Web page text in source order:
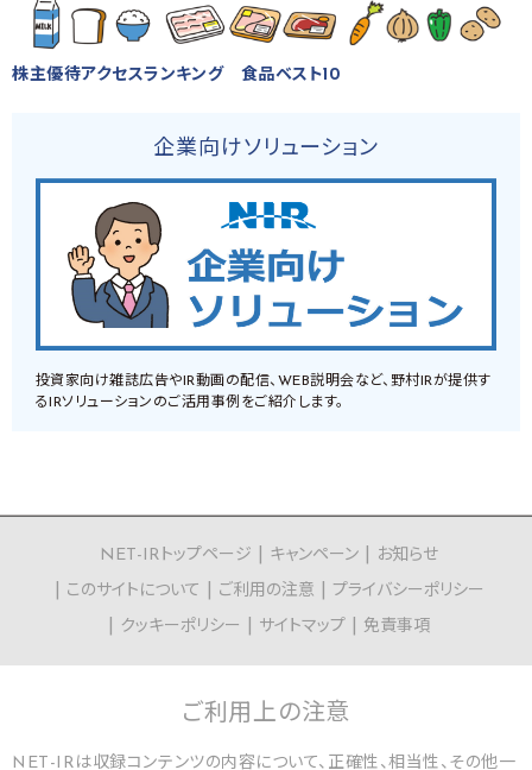
株主優待アクセスランキング 食品ベスト10
企業向けソリューション
投資家向け雑誌広告やIR動画の配信、WEB説明会など、野村IRが提供す
るIRソリューションのご活用事例をご紹介します。
NET-IRトップページ キャンペーン
お知らせ
このサイトについて
ご利用の注意
プライバシーポリシー
クッキーポリシー
サイトマップ 免責事項
ご利用上の注意
NET-IRは収録コンテンツの内容について、正確性、相当性、その他一